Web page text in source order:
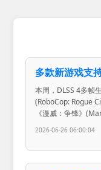
多款新游戏支
本周，DLSS 4多帧
(RoboCop: Rogue
《漫威：争锋》
2026-06-26 06:00:04